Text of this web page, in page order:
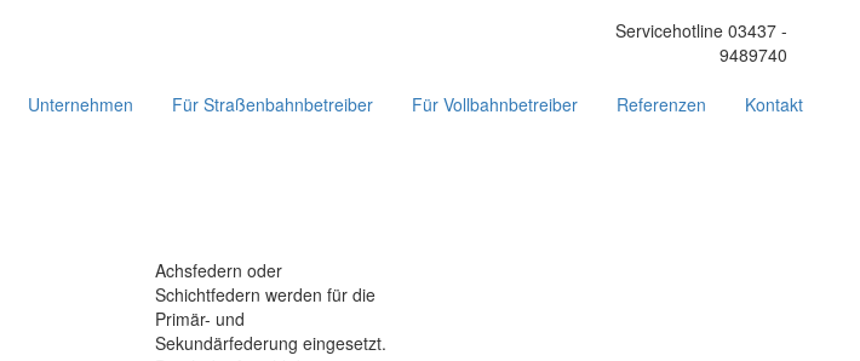
Servicehotline 03437 -
9489740
Unternehmen Für Straßenbahnbetreiber Für Vollbahnbetreiber Referenzen Kontakt
Achsfedern oder
Schichtfedern werden für die
Primär- und
Sekundärfederung eingesetzt.